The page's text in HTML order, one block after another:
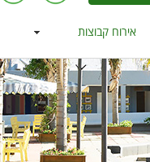
אירוח קבוצות